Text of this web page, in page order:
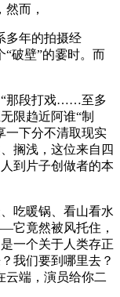
而，
年的拍摄经
“破壁”的霎时。而
那段打戏……至多
限趋近阿谁“制
一下分不清取现实
搁浅，这位来自四
到片子创做者的本
暖锅、看山看水
竟然被风托住，
一个关于人类存正
我们要到哪里去？
云端，演员给你二